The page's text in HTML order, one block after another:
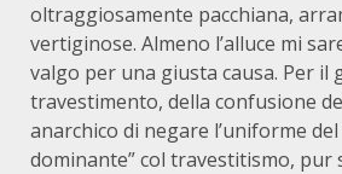
oltraggiosamente pacchiana,
vertiginose. Almeno l’alluce mi
valgo per una giusta causa. Per il
travestimento, della confusione
anarchico di negare l’uniforme del
dominante” col travestitismo, pur